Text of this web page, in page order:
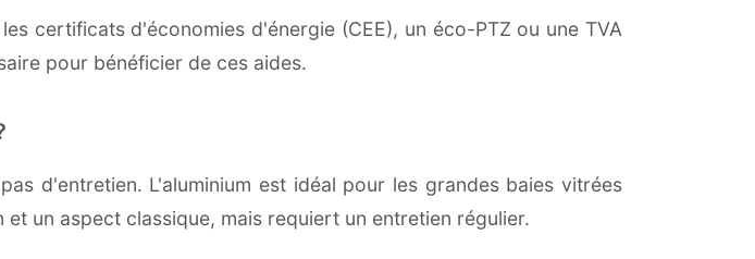
les certificats d'économies d'énergie (CEE), un éco-PTZ ou une TVA
pour bénéficier de ces aides.
d'entretien. L'aluminium est idéal pour les grandes baies vitrées
un aspect classique, mais requiert un entretien régulier.